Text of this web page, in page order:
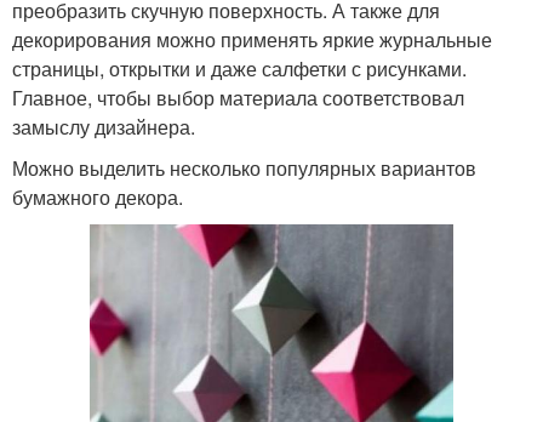
преобразить скучную поверхность. А также для
декорирования можно применять яркие журнальные
страницы, открытки и даже салфетки с рисунками.
Главное, чтобы выбор материала соответствовал
замыслу дизайнера.
Можно выделить несколько популярных вариантов
бумажного декора.